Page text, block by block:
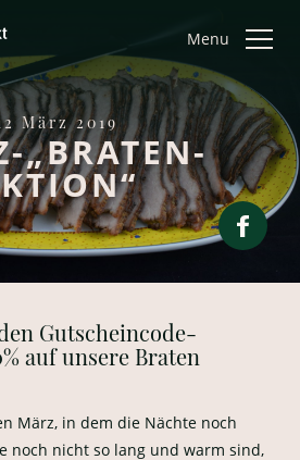
Menu
März 2019
„BRATEN-
Gutscheincode-
auf unsere Braten
März, in dem die Nächte noch
noch nicht so lang und warm sind,